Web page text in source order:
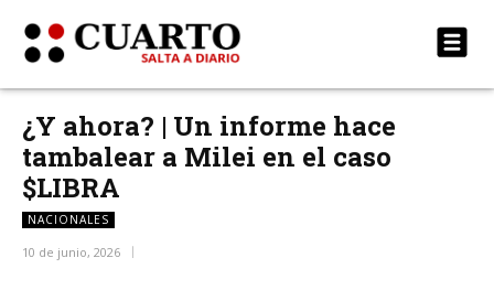
¿Y ahora? | Un informe hace
tambalear a Milei en el caso
$LIBRA
NACIONALES
10 de junio, 2026